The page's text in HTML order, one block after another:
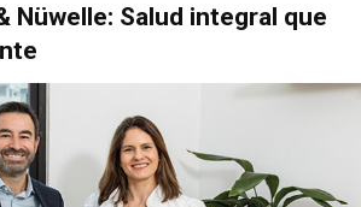
Nüwelle: Salud integral que